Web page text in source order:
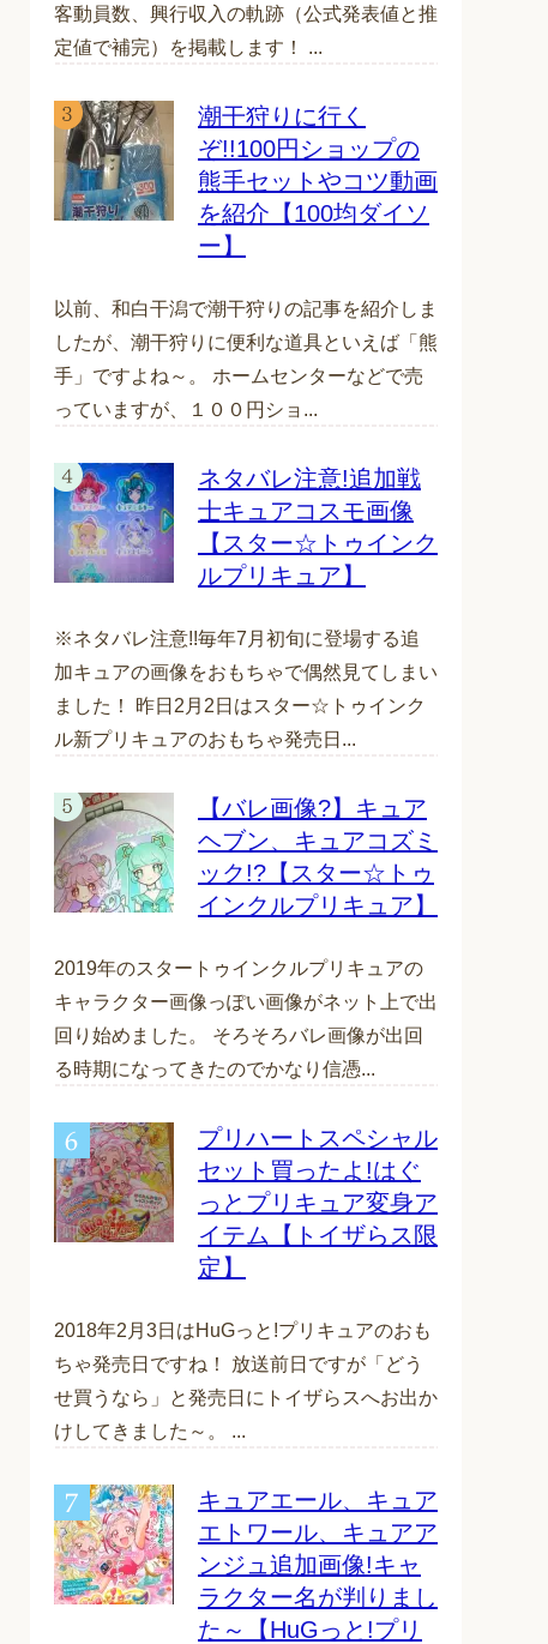
客動員数、興行収入の軌跡（公式発表値と推
定値で補完）を掲載します！ ...
潮干狩りに行く
ぞ!!100円ショップの
熊手セットやコツ動画
を紹介【100均ダイソ
ー】
以前、和白干潟で潮干狩りの記事を紹介しま
したが、潮干狩りに便利な道具といえば「熊
手」ですよね～。 ホームセンターなどで売
っていますが、１００円ショ...
ネタバレ注意!追加戦
士キュアコスモ画像
【スター☆トゥインク
ルプリキュア】
※ネタバレ注意!!毎年7月初旬に登場する追
加キュアの画像をおもちゃで偶然見てしまい
ました！ 昨日2月2日はスター☆トゥインク
ル新プリキュアのおもちゃ発売日...
【バレ画像?】キュア
ヘブン、キュアコズミ
ック!?【スター☆トゥ
インクルプリキュア】
2019年のスタートゥインクルプリキュアの
キャラクター画像っぽい画像がネット上で出
回り始めました。 そろそろバレ画像が出回
る時期になってきたのでかなり信憑...
プリハートスペシャル
セット買ったよ!はぐ
っとプリキュア変身ア
イテム【トイザらス限
定】
2018年2月3日はHuGっと!プリキュアのおも
ちゃ発売日ですね！ 放送前日ですが「どう
せ買うなら」と発売日にトイザらスへお出か
けしてきました～。 ...
キュアエール、キュア
エトワール、キュアア
ンジュ追加画像!キャ
ラクター名が判りまし
た～【HuGっと!プリ